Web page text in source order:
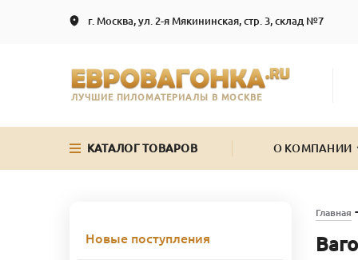
г. Москва, ул. 2-я Мякининская, стр. 3, склад №7
ЛУЧШИЕ ПИЛОМАТЕРИАЛЫ В МОСКВЕ
КАТАЛОГ ТОВАРОВ О КОМПАНИИ
Главная -
Новые поступления